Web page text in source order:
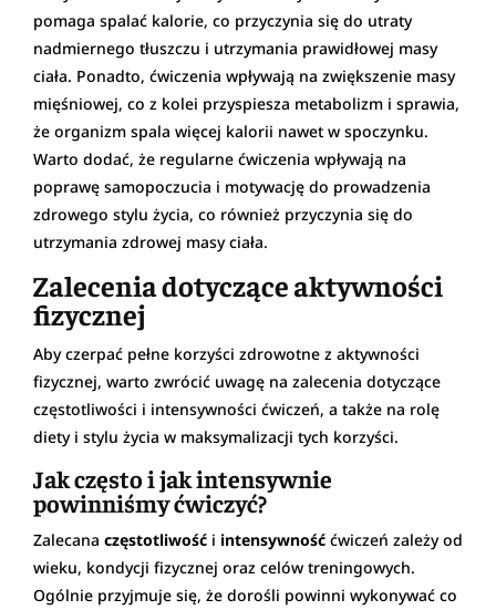
pomaga spalać kalorie, co przyczynia się do utraty
nadmiernego tłuszczu i utrzymania prawidłowej masy
ciała. Ponadto, ćwiczenia wpływają na zwiększenie masy
mięśniowej, co z kolei przyspiesza metabolizm i sprawia,
że organizm spala więcej kalorii nawet w spoczynku.
Warto dodać, że regularne ćwiczenia wpływają na
poprawę samopoczucia i motywację do prowadzenia
zdrowego stylu życia, co również przyczynia się do
utrzymania zdrowej masy ciała.
Zalecenia dotyczące aktywności
fizycznej
Aby czerpać pełne korzyści zdrowotne z aktywności
fizycznej, warto zwrócić uwagę na zalecenia dotyczące
częstotliwości i intensywności ćwiczeń, a także na rolę
diety i stylu życia w maksymalizacji tych korzyści.
Jak często i jak intensywnie
powinniśmy ćwiczyć?
Zalecana częstotliwość i intensywność ćwiczeń zależy od
wieku, kondycji fizycznej oraz celów treningowych.
Ogólnie przyjmuje się, że dorośli powinni wykonywać co